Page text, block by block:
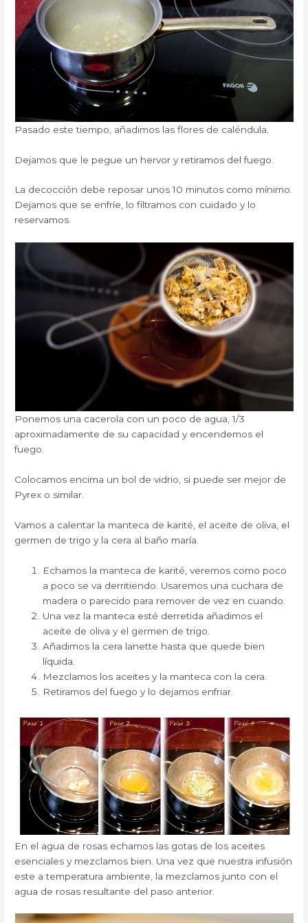
Pasado este tiempo, añadimos las flores de caléndula.
Dejamos que le pegue un hervor y retiramos del fuego.
La decocción debe reposar unos 10 minutos como mínimo.
Dejamos que se enfríe, lo filtramos con cuidado y lo
reservamos.
Ponemos una cacerola con un poco de agua, 1/3
aproximadamente de su capacidad y encendemos el
fuego.
Colocamos encima un bol de vidrio, si puede ser mejor de
Pyrex o similar.
Vamos a calentar la manteca de karité, el aceite de oliva, el
germen de trigo y la cera al baño maría.
Echamos la manteca de karité, veremos como poco
a poco se va derritiendo. Usaremos una cuchara de
madera o parecido para remover de vez en cuando.
Una vez la manteca esté derretida añadimos el
aceite de oliva y el germen de trigo.
Añadimos la cera lanette hasta que quede bien
líquida.
Mezclamos los aceites y la manteca con la cera.
Retiramos del fuego y lo dejamos enfriar.
En el agua de rosas echamos las gotas de los aceites
esenciales y mezclamos bien. Una vez que nuestra infusión
este a temperatura ambiente, la mezclamos junto con el
agua de rosas resultante del paso anterior.